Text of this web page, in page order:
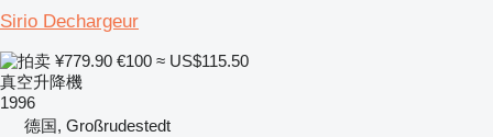
Sirio Dechargeur
¥779.90 €100 ≈ US$115.50
真空升降機
1996
德国, Großrudestedt